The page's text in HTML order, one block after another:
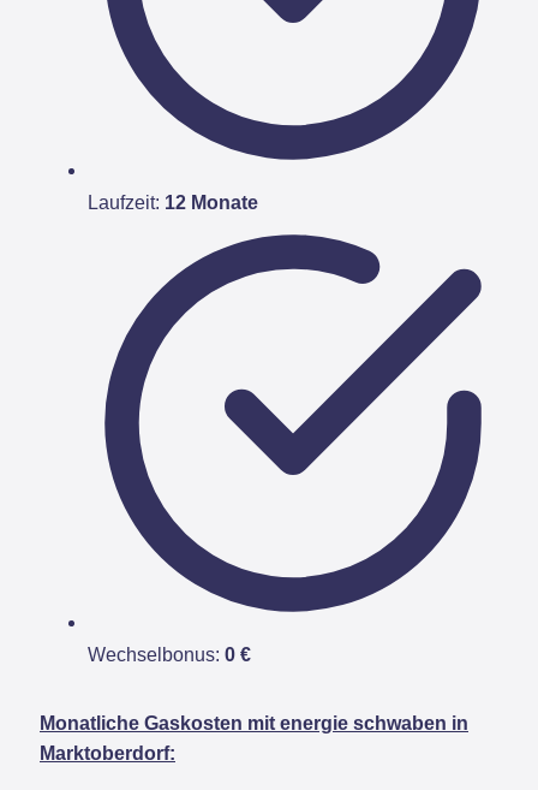
Laufzeit: 12 Monate
Wechselbonus: 0 €
Monatliche Gaskosten mit energie schwaben in
Marktoberdorf: